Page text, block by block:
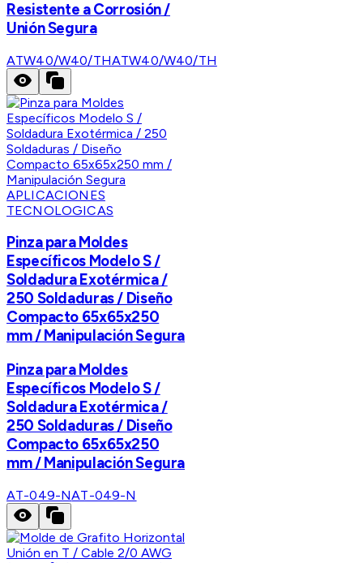
Resistente a Corrosión /
Unión Segura
ATW40/W40/THATW40/W40/TH
APLICACIONES
TECNOLOGICAS
Pinza para Moldes
Específicos Modelo S /
Soldadura Exotérmica /
250 Soldaduras / Diseño
Compacto 65x65x250
mm / Manipulación Segura
Pinza para Moldes
Específicos Modelo S /
Soldadura Exotérmica /
250 Soldaduras / Diseño
Compacto 65x65x250
mm / Manipulación Segura
AT-049-NAT-049-N